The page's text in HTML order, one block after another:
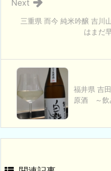
三重県 而今 純米吟醸 吉川
はまだ
Next
福井県 吉
原酒 ～飲